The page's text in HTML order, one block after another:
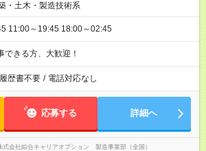
・土木・製造技術系
11:00～19:45 18:00～02:45
できる方、大歓迎！
履歴書不要 / 電話対応なし
応募する 詳細へ
式会社綜合キャリアオプション 製造事業部（全国）